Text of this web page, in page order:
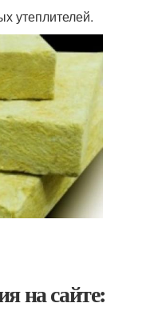
утеплителей.
на сайте: